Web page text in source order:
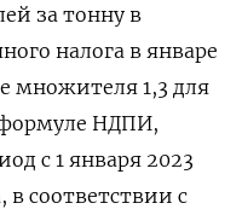
за тонну в
налога в январе
множителя 1,3 для
НДПИ,
с 1 января 2023
в соответствии с